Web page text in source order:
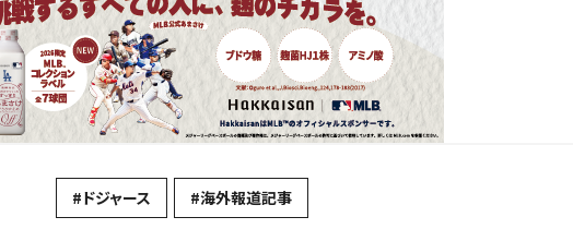
#ドジャース #海外報道記事